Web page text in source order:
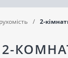
2-
2-